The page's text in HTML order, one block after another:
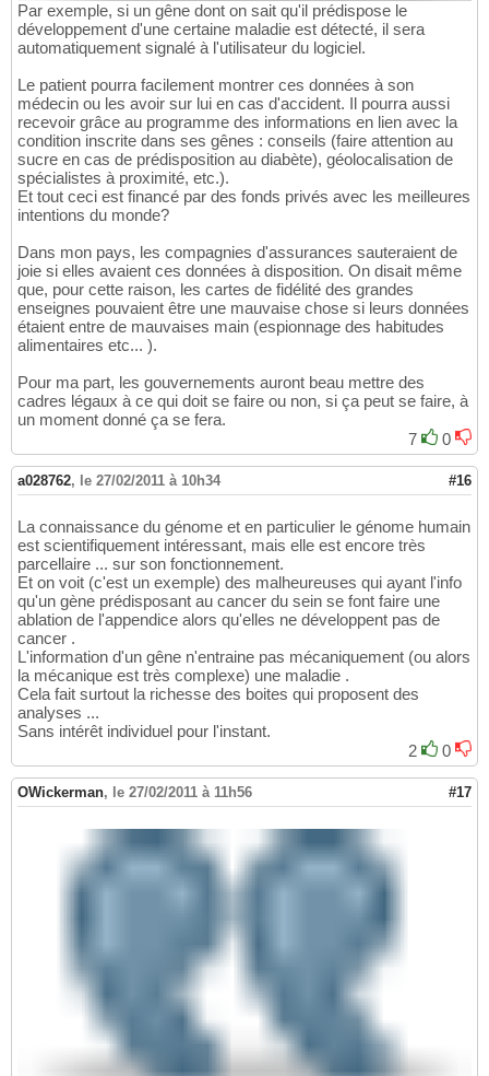
Par exemple, si un gêne dont on sait qu'il prédispose le
développement d'une certaine maladie est détecté, il sera
automatiquement signalé à l'utilisateur du logiciel.
Le patient pourra facilement montrer ces données à son
médecin ou les avoir sur lui en cas d'accident. Il pourra aussi
recevoir grâce au programme des informations en lien avec la
condition inscrite dans ses gênes : conseils (faire attention au
sucre en cas de prédisposition au diabète), géolocalisation de
spécialistes à proximité, etc.).
Et tout ceci est financé par des fonds privés avec les meilleures
intentions du monde?
Dans mon pays, les compagnies d'assurances sauteraient de
joie si elles avaient ces données à disposition. On disait même
que, pour cette raison, les cartes de fidélité des grandes
enseignes pouvaient être une mauvaise chose si leurs données
étaient entre de mauvaises main (espionnage des habitudes
alimentaires etc... ).
Pour ma part, les gouvernements auront beau mettre des
cadres légaux à ce qui doit se faire ou non, si ça peut se faire, à
un moment donné ça se fera.
7
0
a028762, le 27/02/2011 à 10h34 #16
La connaissance du génome et en particulier le génome humain
est scientifiquement intéressant, mais elle est encore très
parcellaire ... sur son fonctionnement.
Et on voit (c'est un exemple) des malheureuses qui ayant l'info
qu'un gène prédisposant au cancer du sein se font faire une
ablation de l'appendice alors qu'elles ne développent pas de
cancer .
L'information d'un gêne n'entraine pas mécaniquement (ou alors
la mécanique est très complexe) une maladie .
Cela fait surtout la richesse des boites qui proposent des
analyses ...
Sans intérêt individuel pour l'instant.
2
0
OWickerman, le 27/02/2011 à 11h56 #17